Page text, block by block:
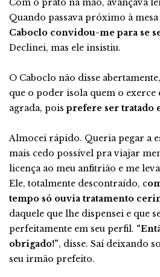
Com o prato na mão, avançava
Quando passava próximo à
Caboclo convidou-me para se
Declinei, mas ele insistiu.
O Caboclo não disse
que o poder isola quem o exerce
agrada, poisprefere ser tratado
Almocei rápido. Queria pegar a
mais cedo possível pra viajar
licença ao meu anfitrião e me
Ele, totalmente descontraído, c
tempo só ouvia tratamento
daquele que lhe dispensei e que
perfeitamente em seu perfil.
obrigado!”, disse. Saí deixando
seu irmão prefeito.